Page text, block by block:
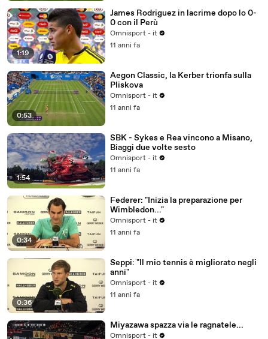
1:19
James Rodriguez in lacrime dopo lo 0-
0 con il Perù
Omnisport - it
11 anni fa
0:53
Aegon Classic, la Kerber trionfa sulla
Pliskova
Omnisport - it
11 anni fa
1:54
SBK - Sykes e Rea vincono a Misano,
Biaggi due volte sesto
Omnisport - it
11 anni fa
0:34
Federer: "Inizia la preparazione per
Wimbledon..."
Omnisport - it
11 anni fa
0:36
Seppi: "Il mio tennis è migliorato negli
anni"
Omnisport - it
11 anni fa
Miyazawa spazza via le ragnatele...
Omnisport - it